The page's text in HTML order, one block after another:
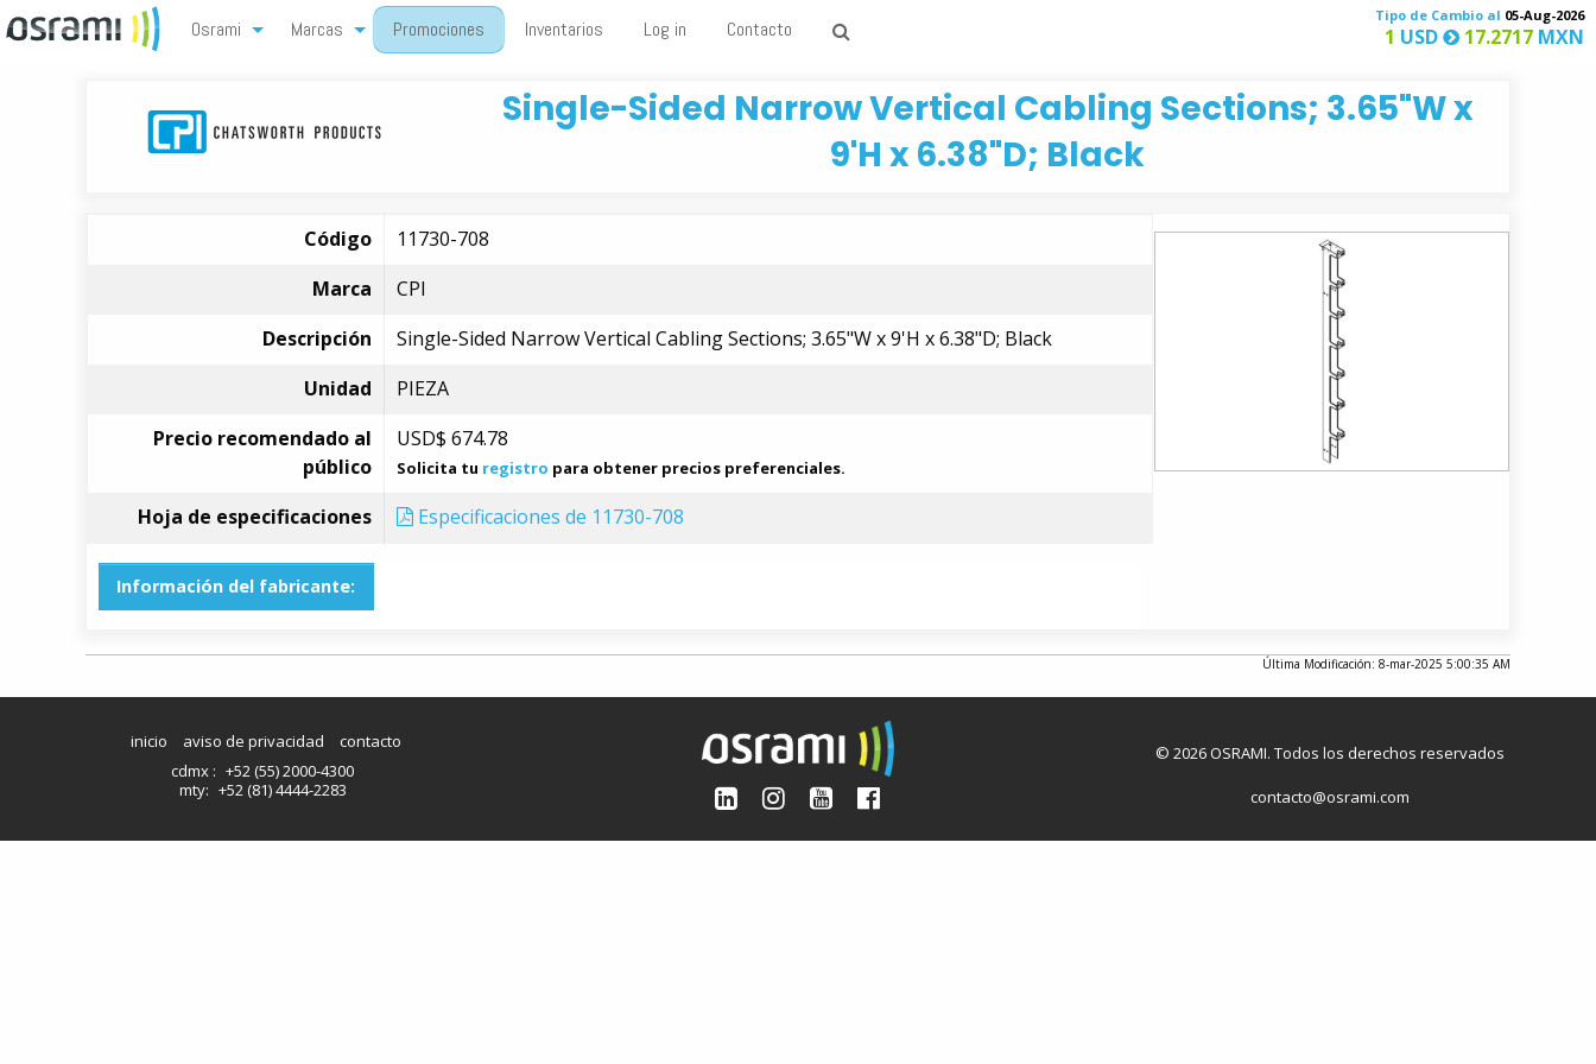
Osrami Marcas Promociones Inventarios Log in Contacto
Tipo de Cambio al 05-Aug-2026
1 USD 17.2717 MXN
Single-Sided Narrow Vertical Cabling Sections; 3.65"W x
9'H x 6.38"D; Black
Código
11730-708
Marca
CPI
Descripción
Single-Sided Narrow Vertical Cabling Sections; 3.65"W x 9'H x 6.38"D; Black
Unidad
PIEZA
Precio recomendado al
público
USD$ 674.78
Solicita tu registro para obtener precios preferenciales.
Hoja de especificaciones Especificaciones de 11730-708
Información del fabricante:
Última Modificación: 8-mar-2025 5:00:35 AM
inicio aviso de privacidad
contacto
cdmx : +52 (55) 2000-4300
mty: +52 (81) 4444-2283
© 2026 OSRAMI. Todos los derechos reservados
contacto@osrami.com